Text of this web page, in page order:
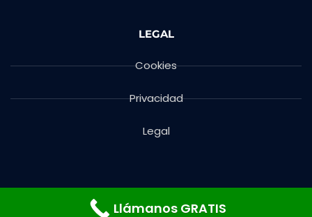
LEGAL
Cookies
Privacidad
Legal
Llámanos GRATIS